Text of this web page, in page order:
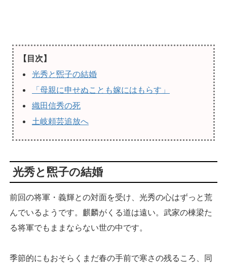
【目次】
光秀と煕子の結婚
「母親に申せぬことも嫁にはもらす」
織田信秀の死
土岐頼芸追放へ
光秀と煕子の結婚
前回の将軍・義輝との対面を受け、光秀の心はずっと荒
んでいるようです。麒麟がくる道は遠い。武家の棟梁た
る将軍でもままならない世の中です。
季節的にもおそらくまだ春の手前で寒さの残るころ、同